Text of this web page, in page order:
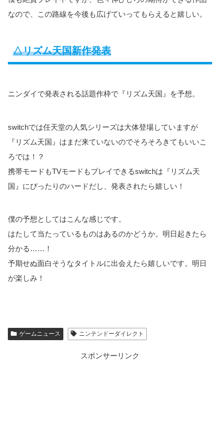
なので、この路線を今後も広げていってもらえると嬉しい。
△リズム天国新作発表
ニンダイで発表される話題作枠で『リズム天国』を予想。
switchでは任天堂の人気シリーズは大体登場していますが
『リズム天国』はまだ来ていないのでそろそろきてもいいこ
ろでは！？
携帯モードもTVモードもプレイできるswitchは『リズム天
国』にぴったりのハードだし、発表されたら嬉しい！
僕の予想としてはこんな感じです。
はたして当たっているものはあるのかどうか。明日起きたら
分かる……！
予期せぬ面白そうなタイトルに出会えたら嬉しいです。明日
が楽しみ！
ゲームニュース ニンテンドーダイレクト
スポンサーリンク